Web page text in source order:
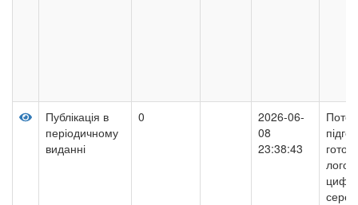
Публікація в
періодичному
виданні
0
2026-06-
08
23:38:43